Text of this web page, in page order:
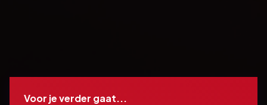
Voor je verder gaat...